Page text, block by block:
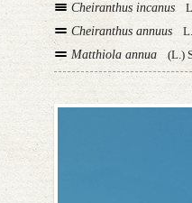
Cheiranthus incanus
Cheiranthus annuus
Matthiola annua
(L.)